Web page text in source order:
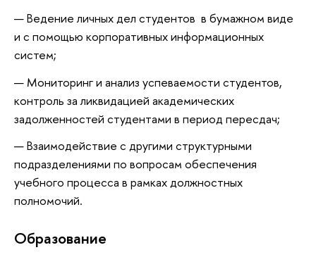
Ведение личных дел студентов в бумажном виде
и с помощью корпоративных информационных
систем;
Мониторинг и анализ успеваемости студентов,
контроль за ликвидацией академических
задолженностей студентами в период пересдач;
Взаимодействие с другими структурными
подразделениями по вопросам обеспечения
учебного процесса в рамках должностных
полномочий.
Oбразование